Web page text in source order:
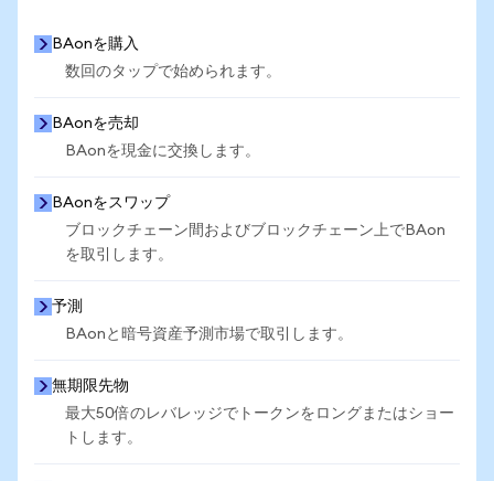
BAonを購入
数回のタップで始められます。
BAonを売却
BAonを現金に交換します。
BAonをスワップ
ブロックチェーン間およびブロックチェーン上でBAon
を取引します。
予測
BAonと暗号資産予測市場で取引します。
無期限先物
最大50倍のレバレッジでトークンをロングまたはショー
トします。